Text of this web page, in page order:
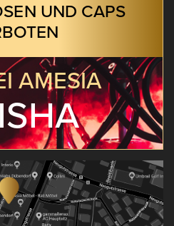
UND CAPS
AMESIA